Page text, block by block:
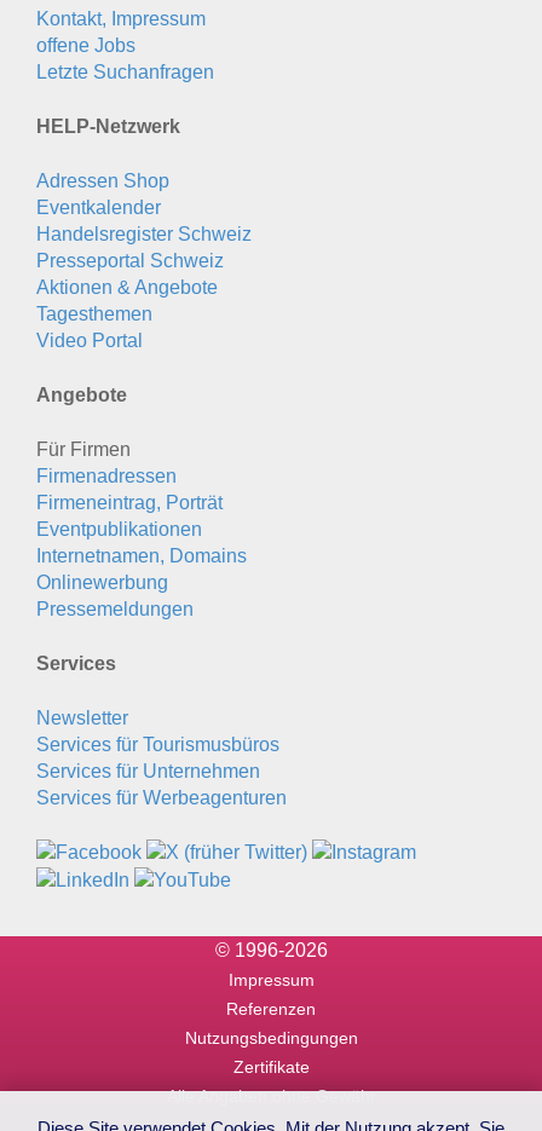
Kontakt, Impressum
offene Jobs
Letzte Suchanfragen
HELP-Netzwerk
Adressen Shop
Eventkalender
Handelsregister Schweiz
Presseportal Schweiz
Aktionen & Angebote
Tagesthemen
Video Portal
Angebote
Für Firmen
Firmenadressen
Firmeneintrag, Porträt
Eventpublikationen
Internetnamen, Domains
Onlinewerbung
Pressemeldungen
Services
Newsletter
Services für Tourismusbüros
Services für Unternehmen
Services für Werbeagenturen
© 1996-2026
Impressum
Referenzen
Nutzungsbedingungen
Zertifikate
Alle Angaben ohne Gewähr